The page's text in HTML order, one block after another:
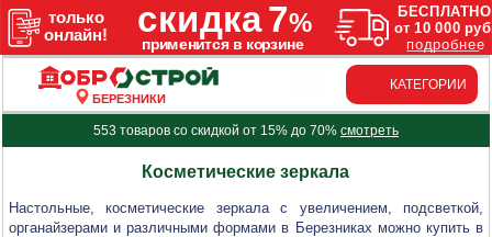
БЕРЕЗНИКИ
КАТЕГОРИИ
553 товаров со скидкой от 15% до 70% смотреть
Косметические зеркала
Настольные, косметические зеркала с увеличением, подсветкой,
органайзерами и различными формами в Березниках можно купить в